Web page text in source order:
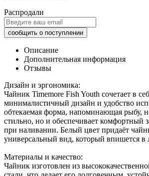
Распродали
Описание
Дополнительная информация
Отзывы
Дизайн и эргономика:
Чайник Timemore Fish Youth сочетает в
минималистичный дизайн и удобство
обтекаемая форма, напоминающая рыбу,
стильно, но и обеспечивает комфортный
при наливании. Белый цвет придаёт
универсальный вид, который впишется в
Материалы и качество:
Чайник изготовлен из